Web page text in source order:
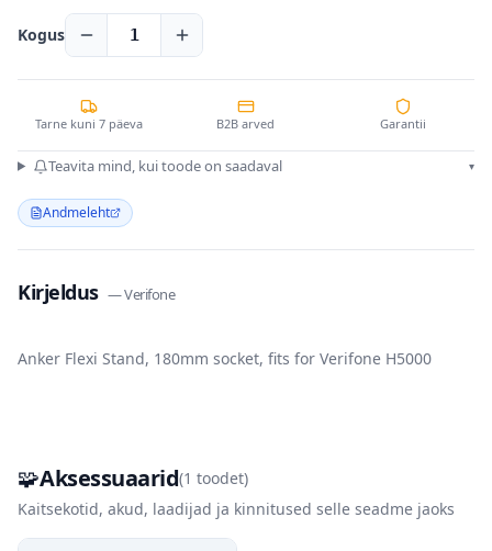
Kogus 1
Tarne kuni 7 päeva B2B arved Garantii
Teavita mind, kui toode on saadaval ▾
Andmeleht
Kirjeldus —Verifone
Anker Flexi Stand, 180mm socket, fits for Verifone H5000
🧩Aksessuaarid(1 toodet)
Kaitsekotid, akud, laadijad ja kinnitused selle seadme jaoks